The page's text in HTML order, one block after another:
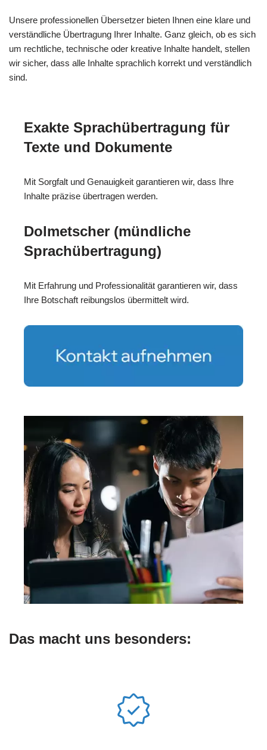
Unsere professionellen Übersetzer bieten Ihnen eine klare und
verständliche Übertragung Ihrer Inhalte. Ganz gleich, ob es sich
um rechtliche, technische oder kreative Inhalte handelt, stellen
wir sicher, dass alle Inhalte sprachlich korrekt und verständlich
sind.
Exakte Sprachübertragung für
Texte und Dokumente
Mit Sorgfalt und Genauigkeit garantieren wir, dass Ihre
Inhalte präzise übertragen werden.
Dolmetscher (mündliche
Sprachübertragung)
Mit Erfahrung und Professionalität garantieren wir, dass
Ihre Botschaft reibungslos übermittelt wird.
Das macht uns besonders: